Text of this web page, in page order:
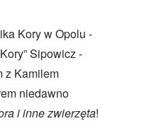
Kory w Opolu -
Sipowicz -
z Kamilem
niedawno
i inne zwierzęta!